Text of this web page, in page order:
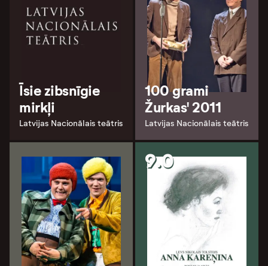
Īsie zibsnīgie
mirkļi
Latvijas Nacionālais teātris
100 grami
Žurkas' 2011
Latvijas Nacionālais teātris
9.0